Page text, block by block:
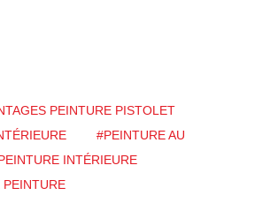
PEINTURE PISTOLET
#PEINTURE AU
INTÉRIEURE